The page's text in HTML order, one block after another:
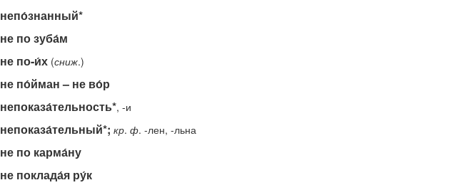
непо́знанный*
не по зуба́м
не по-и́х (сниж.)
не по́йман – не во́р
непоказа́тельность*, -и
непоказа́тельный*; кр. ф. -лен, -льна
не по карма́ну
не поклада́я ру́к